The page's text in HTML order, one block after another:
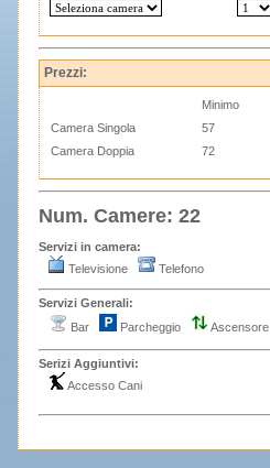
Prezzi:
Minimo
Camera Singola
57
Camera Doppia
72
Num. Camere: 22
Servizi in camera:
Televisione
Telefono
Servizi Generali:
Bar
Parcheggio Ascensore
Serizi Aggiuntivi:
Accesso Cani